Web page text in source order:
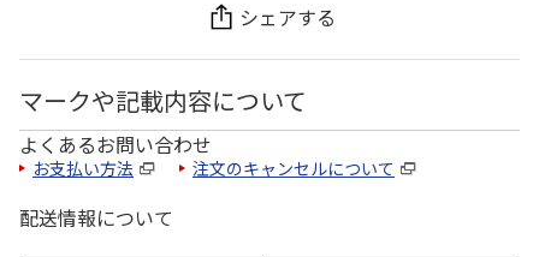
シェアする
マークや記載内容について
よくあるお問い合わせ
お支払い方法 注文のキャンセルについて
配送情報について